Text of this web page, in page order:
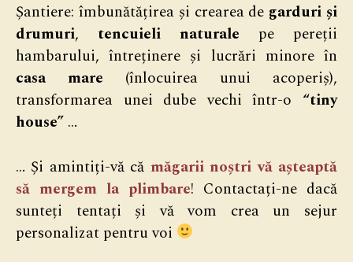
Șantiere: îmbunătățirea și crearea de garduri și
drumuri, tencuieli naturale pe pereții
hambarului, întreținere și lucrări minore în
casa mare (înlocuirea unui acoperiș),
transformarea unei dube vechi într-o “tiny
house” …
… Și amintiți-vă că măgarii noștri vă așteaptă
să mergem la plimbare! Contactați-ne dacă
sunteți tentați și vă vom crea un sejur
personalizat pentru voi